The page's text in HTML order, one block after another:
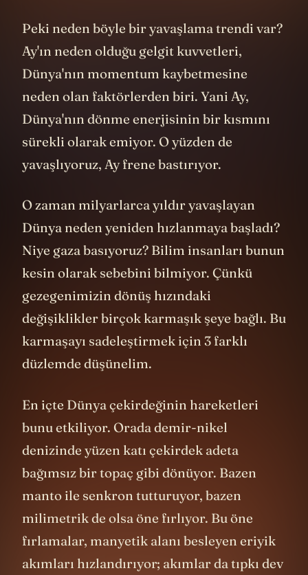
Peki neden böyle bir yavaşlama trendi var?
Ay'ın neden olduğu gelgit kuvvetleri,
Dünya'nın momentum kaybetmesine
neden olan faktörlerden biri. Yani Ay,
Dünya'nın dönme enerjisinin bir kısmını
sürekli olarak emiyor. O yüzden de
yavaşlıyoruz, Ay frene bastırıyor.
O zaman milyarlarca yıldır yavaşlayan
Dünya neden yeniden hızlanmaya başladı?
Niye gaza basıyoruz? Bilim insanları bunun
kesin olarak sebebini bilmiyor. Çünkü
gezegenimizin dönüş hızındaki
değişiklikler birçok karmaşık şeye bağlı. Bu
karmaşayı sadeleştirmek için 3 farklı
düzlemde düşünelim.
En içte Dünya çekirdeğinin hareketleri
bunu etkiliyor. Orada demir-nikel
denizinde yüzen katı çekirdek adeta
bağımsız bir topaç gibi dönüyor. Bazen
manto ile senkron tutturuyor, bazen
milimetrik de olsa öne fırlıyor. Bu öne
fırlamalar, manyetik alanı besleyen eriyik
akımları hızlandırıyor; akımlar da tıpkı dev